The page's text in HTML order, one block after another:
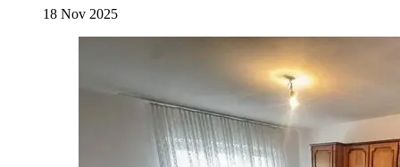
18 Nov 2025